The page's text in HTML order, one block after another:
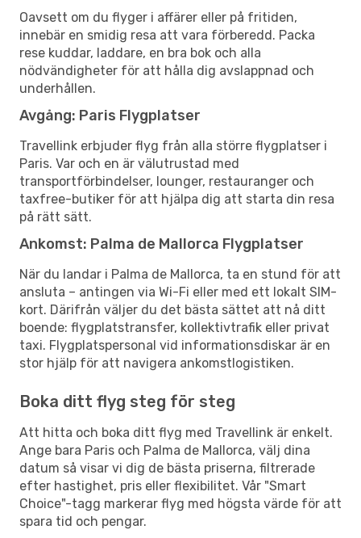
Oavsett om du flyger i affärer eller på fritiden,
innebär en smidig resa att vara förberedd. Packa
rese kuddar, laddare, en bra bok och alla
nödvändigheter för att hålla dig avslappnad och
underhållen.
Avgång: Paris Flygplatser
Travellink erbjuder flyg från alla större flygplatser i
Paris. Var och en är välutrustad med
transportförbindelser, lounger, restauranger och
taxfree-butiker för att hjälpa dig att starta din resa
på rätt sätt.
Ankomst: Palma de Mallorca Flygplatser
När du landar i Palma de Mallorca, ta en stund för att
ansluta – antingen via Wi-Fi eller med ett lokalt SIM-
kort. Därifrån väljer du det bästa sättet att nå ditt
boende: flygplatstransfer, kollektivtrafik eller privat
taxi. Flygplatspersonal vid informationsdiskar är en
stor hjälp för att navigera ankomstlogistiken.
Boka ditt flyg steg för steg
Att hitta och boka ditt flyg med Travellink är enkelt.
Ange bara Paris och Palma de Mallorca, välj dina
datum så visar vi dig de bästa priserna, filtrerade
efter hastighet, pris eller flexibilitet. Vår "Smart
Choice"-tagg markerar flyg med högsta värde för att
spara tid och pengar.